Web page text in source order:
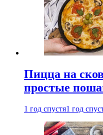
Пицца на
простые
1 год спустя1 год